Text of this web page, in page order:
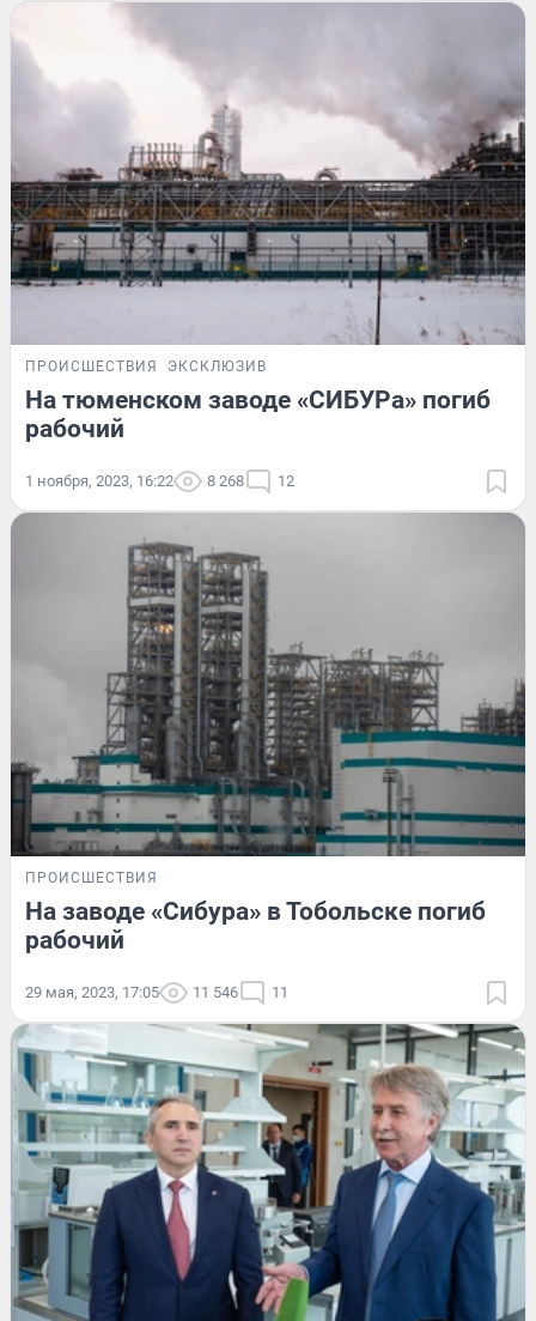
ПРОИСШЕСТВИЯ ЭКСКЛЮЗИВ
На тюменском заводе «СИБУРа» погиб
рабочий
1 ноября, 2023, 16:22 8 268 12
ПРОИСШЕСТВИЯ
На заводе «Сибура» в Тобольске погиб
рабочий
29 мая, 2023, 17:05 11 546 11